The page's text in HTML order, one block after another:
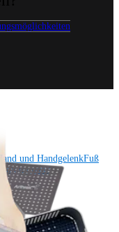
Hand und HandgelenkFuß